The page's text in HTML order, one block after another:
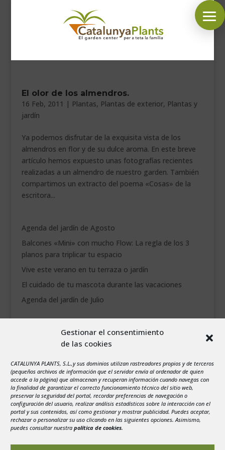
Gestionar el consentimiento
de las cookies
CATALUNYA PLANTS, S.L.,y sus dominios utilizan rastreadores propios y de terceros
(pequeños archivos de información que el servidor envía al ordenador de quien
accede a la página) que almacenan y recuperan información cuando navegas con
la finalidad de garantizar el correcto funcionamiento técnico del sitio web,
preservar la seguridad del portal, recordar preferencias de navegación o
configuración del usuario, realizar análisis estadísticos sobre la interacción con el
portal y sus contenidos, así como gestionar y mostrar publicidad. Puedes aceptar,
rechazar o personalizar su uso clicando en las siguientes opciones. Asimismo,
puedes consultar nuestra política de cookies.
SÍGUENOS EN:
INICIO
PLANTAS
MASCOTAS
DECORACIÓN
HORARIO GARDEN
___________________________
VEURE EN CATALÀ
El olor de los almendros.
16 Feb, 2011 | Plantas, Plantas de exterior, Plantas y
jardín
Ya podemos disfrutar de la exquisita vista de los
almendros en flor y de su dulce aroma. En este breve
artículo hemos expuesto unas fotografías recientes
realizadas a un almendro de nuestro garden. También
compartimos un extracto del poema «Cosas» de la
escritora...
Agenda del jardín de Agosto
Balcones «Mini» con mucho Flow: La regla de los 3
planos para triplicar tu espacio
Vive este verano en tu terraza o jardín
El cuidado de tu mascota durante las vacaciones
Agenda del jardín de Julio
X J V S
3
4 5 6 7 8
9
10
11 12 13 14 15
16
17
18 19 20 21 22
23
24
25 26 27 28 29
30
31